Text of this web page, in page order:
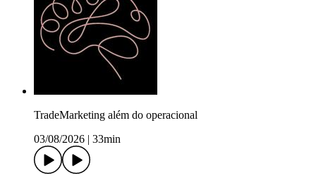
TradeMarketing além do operacional
03/08/2026
33min